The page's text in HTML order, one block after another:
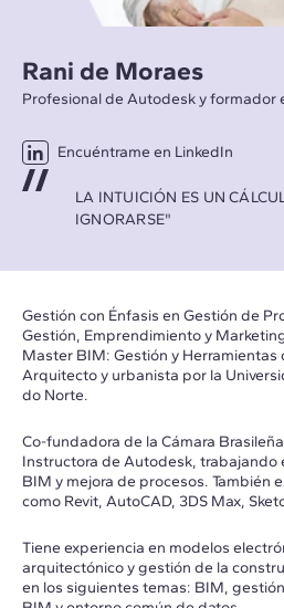
Rani de Moraes
Profesional de Autodesk y formador
Encuéntrame en LinkedIn
LA INTUICIÓN ES UN
IGNORARSE"
Gestión con Énfasis en Gestión de
Gestión, Emprendimiento y
Master BIM: Gestión y Herramientas
Arquitecto y urbanista por la
do Norte.
Co-fundadora de la Cámara
Instructora de Autodesk, trabajando
BIM y mejora de procesos. También
como Revit, AutoCAD, 3DS Max,
Tiene experiencia en modelos
arquitectónico y gestión de la
en los siguientes temas: BIM,